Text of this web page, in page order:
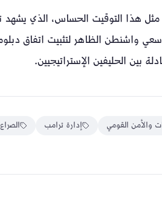
هذا التوقيت الحساس، الذي يشهد
واشنطن الظاهر لتثبيت اتفاق
بين الحليفين الإستراتيجيين.
والأمن القومي إدارة ترامب